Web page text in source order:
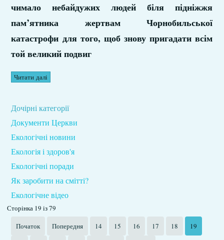
чимало небайдужих людей біля підніжжя
пам’ятника жертвам Чорнобильської
катастрофи для того, щоб знову пригадати всім
той великий подвиг
Читати далі
Дочірні категорії
Документи Церкви
Екологічні новини
Екологія і здоров'я
Екологічні поради
Як заробити на смітті?
Екологічне відео
Сторінка 19 із 79
Початок
Попередня 14 15 16 17 18 19